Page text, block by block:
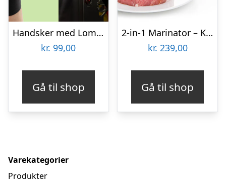
Handsker med Lommelygte – Wibbri
kr. 99,00
Gå til shop
2-in-1 Marinator – KitchPro
kr. 239,00
Gå til shop
Varekategorier
Produkter